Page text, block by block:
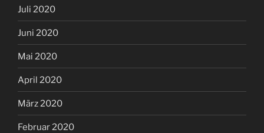
Juli 2020
Juni 2020
Mai 2020
April 2020
März 2020
Februar 2020